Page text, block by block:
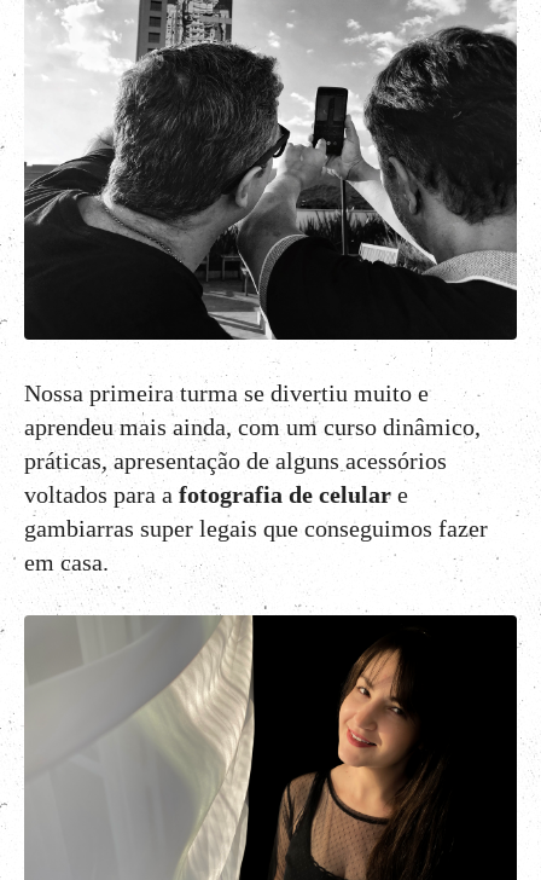
Nossa primeira turma se divertiu muito e
aprendeu mais ainda, com um curso dinâmico,
práticas, apresentação de alguns acessórios
voltados para a fotografia de celular e
gambiarras super legais que conseguimos fazer
em casa.